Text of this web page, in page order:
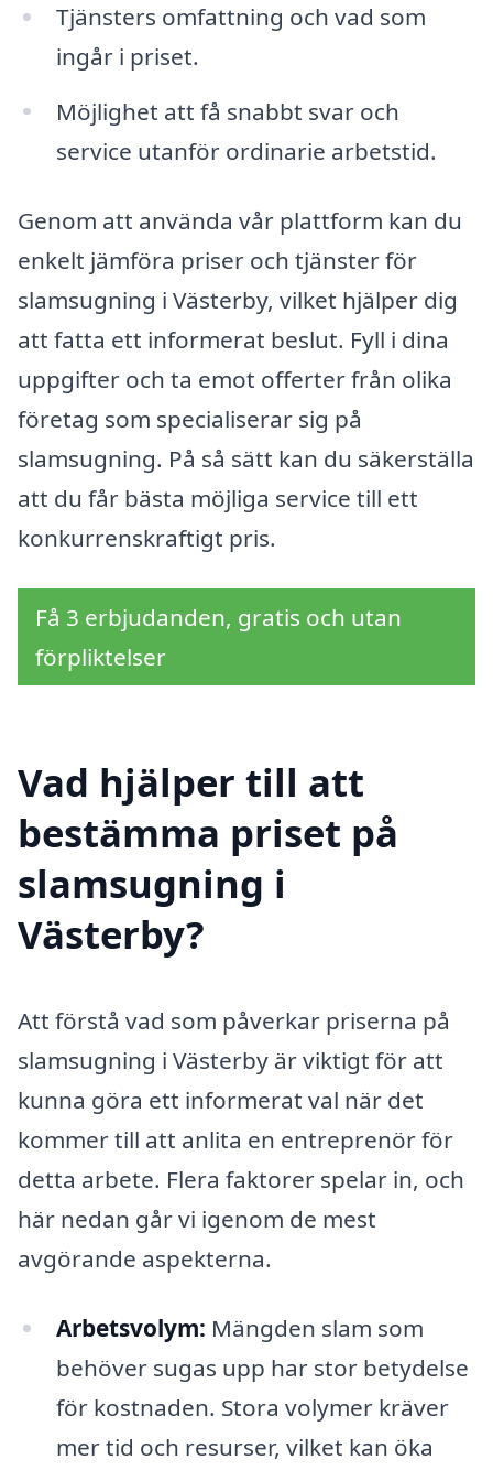
Tjänsters omfattning och vad som
ingår i priset.
Möjlighet att få snabbt svar och
service utanför ordinarie arbetstid.
Genom att använda vår plattform kan du
enkelt jämföra priser och tjänster för
slamsugning i Västerby, vilket hjälper dig
att fatta ett informerat beslut. Fyll i dina
uppgifter och ta emot offerter från olika
företag som specialiserar sig på
slamsugning. På så sätt kan du säkerställa
att du får bästa möjliga service till ett
konkurrenskraftigt pris.
Få 3 erbjudanden, gratis och utan
förpliktelser
Vad hjälper till att
bestämma priset på
slamsugning i
Västerby?
Att förstå vad som påverkar priserna på
slamsugning i Västerby är viktigt för att
kunna göra ett informerat val när det
kommer till att anlita en entreprenör för
detta arbete. Flera faktorer spelar in, och
här nedan går vi igenom de mest
avgörande aspekterna.
Arbetsvolym: Mängden slam som
behöver sugas upp har stor betydelse
för kostnaden. Stora volymer kräver
mer tid och resurser, vilket kan öka